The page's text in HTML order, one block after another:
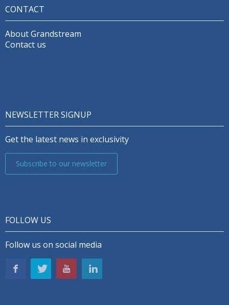
CONTACT
About Grandstream
Contact us
NEWSLETTER SIGNUP
Get the latest news in exclusivity
Subscribe to our newsletter
FOLLOW US
Follow us on social media